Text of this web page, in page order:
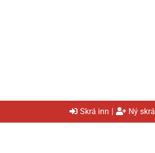
Skrá inn Ný skrá